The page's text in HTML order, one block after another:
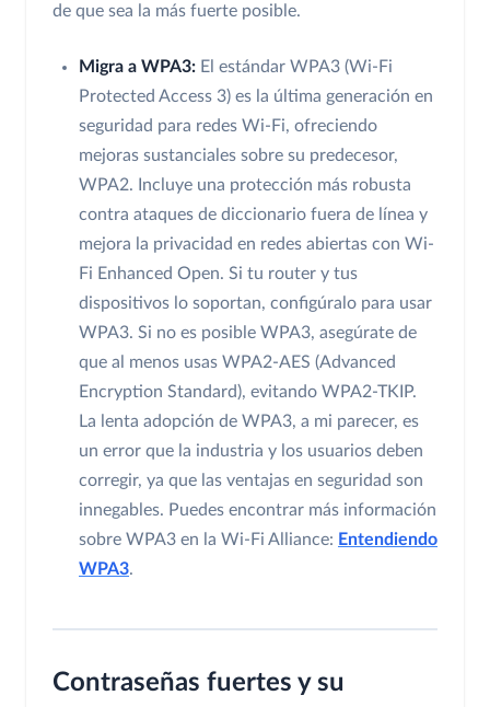
de que sea la más fuerte posible.
Migra a WPA3: El estándar WPA3 (Wi-Fi
Protected Access 3) es la última generación en
seguridad para redes Wi-Fi, ofreciendo
mejoras sustanciales sobre su predecesor,
WPA2. Incluye una protección más robusta
contra ataques de diccionario fuera de línea y
mejora la privacidad en redes abiertas con Wi-
Fi Enhanced Open. Si tu router y tus
dispositivos lo soportan, configúralo para usar
WPA3. Si no es posible WPA3, asegúrate de
que al menos usas WPA2-AES (Advanced
Encryption Standard), evitando WPA2-TKIP.
La lenta adopción de WPA3, a mi parecer, es
un error que la industria y los usuarios deben
corregir, ya que las ventajas en seguridad son
innegables. Puedes encontrar más información
sobre WPA3 en la Wi-Fi Alliance: Entendiendo
WPA3.
Contraseñas fuertes y su